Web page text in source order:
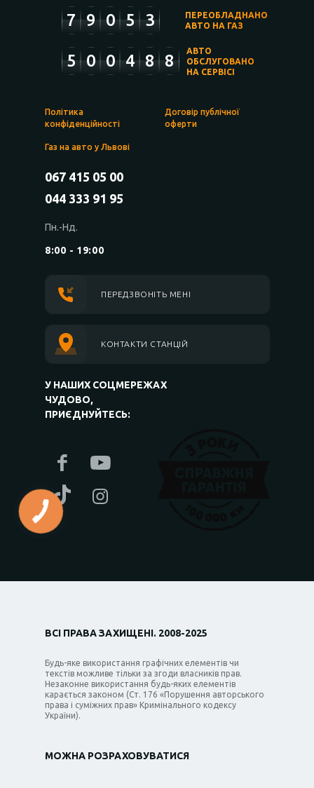
7 9 0 5 3
ПЕРЕОБЛАДНАНО
АВТО НА ГАЗ
5 0 0 4 8 8
АВТО
ОБСЛУГОВАНО
НА СЕРВІСІ
Політика
конфіденційності
Договір публічної
оферти
Газ на авто у Львові
067 415 05 00
044 333 91 95
Пн.-Нд.
8:00 - 19:00
ПЕРЕДЗВОНІТЬ МЕНІ
КОНТАКТИ СТАНЦІЙ
У НАШИХ СОЦМЕРЕЖАХ
ЧУДОВО,
ПРИЄДНУЙТЕСЬ:
ВСІ ПРАВА ЗАХИЩЕНІ. 2008-2025
Будь-яке використання графічних елементів чи
текстів можливе тільки за згоди власників прав.
Незаконне використання будь-яких елементів
карається законом (Ст. 176 «Порушення авторського
права і суміжних прав» Кримінального кодексу
України).
МОЖНА РОЗРАХОВУВАТИСЯ